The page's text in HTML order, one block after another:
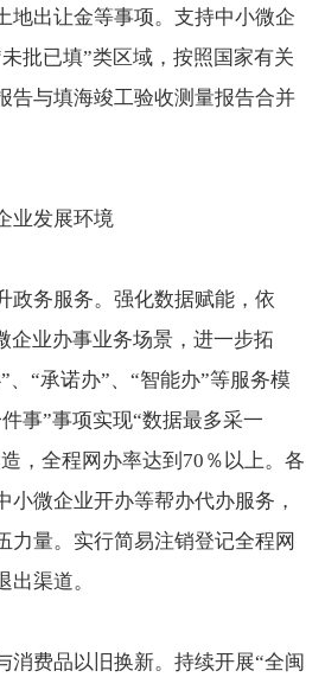
地出让金等事项。支持中小微企
批已填”类区域，按照国家有关
告与填海竣工验收测量报告合并
发展环境
务服务。强化数据赋能，依
企业办事业务场景，进一步拓
、“承诺办”、“智能办”等服务模
事”事项实现“数据最多采一
，全程网办率达到70％以上。各
小微企业开办等帮办代办服务，
力量。实行简易注销登记全程网
出渠道。
费品以旧换新。持续开展“全闽